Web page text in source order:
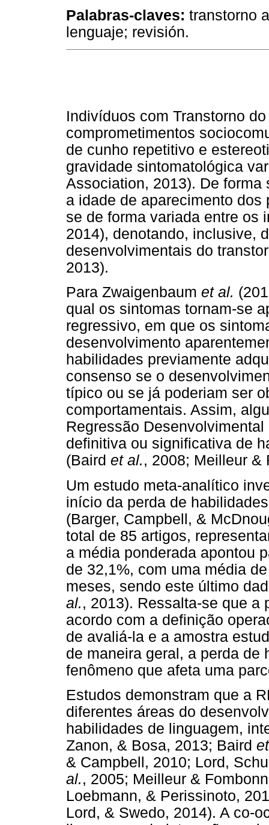
Palabras-claves: transtorno
lenguaje; revisión.
Indivíduos com Transtorno
comprometimentos
de cunho repetitivo e
gravidade sintomatológica
Association, 2013). De
a idade de aparecimento
se de forma variada entre os
2014), denotando, inclusive,
desenvolvimentais do
2013).
Para Zwaigenbaum et al.
qual os sintomas tornam-se
regressivo, em que os
desenvolvimento
habilidades previamente
consenso se o
típico ou se já poderiam ser
comportamentais. Assim,
Regressão
definitiva ou significativa de
(Baird et al., 2008; Meilleur &
Um estudo meta-analítico
início da perda de
(Barger, Campbell, &
total de 85 artigos,
a média ponderada apontou
de 32,1%, com uma média
meses, sendo este último
al., 2013). Ressalta-se que a
acordo com a definição
de avaliá-la e a amostra
de maneira geral, a perda de
fenômeno que afeta uma
Estudos demonstram que a
diferentes áreas do
habilidades de linguagem,
Zanon, & Bosa, 2013; Baird
& Campbell, 2010; Lord,
al., 2005; Meilleur &
Loebmann, & Perissinoto,
Lord, & Swedo, 2014). A co-